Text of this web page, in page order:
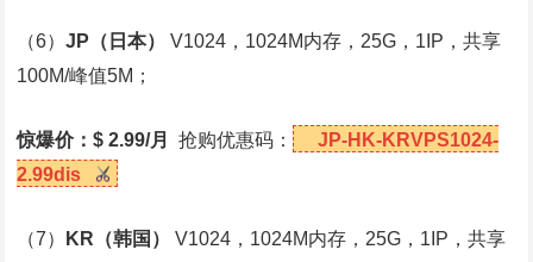
（6）JP （日本）
V1024，1024M内存，25G，1IP，共享
100M/峰值5M；
惊爆价：$ 2.99/月 抢购优惠码：
JP-HK-KRVPS1024-
2.99dis
（7） KR （韩国）
V1024，1024M内存，25G，1IP，共享